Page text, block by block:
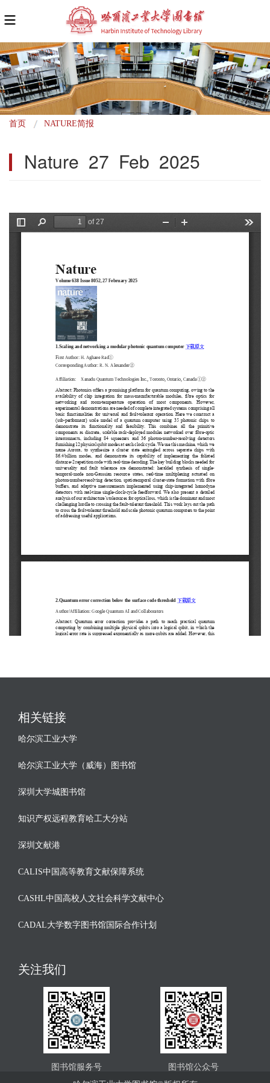
面
首页 NATURE简报
Nature  27  Feb  2025
相关链接
哈尔滨工业大学
哈尔滨工业大学（威海）图书馆
深圳大学城图书馆
知识产权远程教育哈工大分站
深圳文献港
CALIS中国高等教育文献保障系统
CASHL中国高校人文社会科学文献中心
CADAL大学数字图书馆国际合作计划
关注我们
图书馆服务号
图书馆公众号